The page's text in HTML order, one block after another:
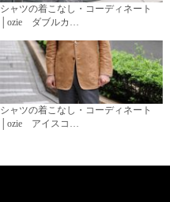
シャツの着こなし・コーディネート
│ozie ダブルカ…
シャツの着こなし・コーディネート
│ozie アイスコ…